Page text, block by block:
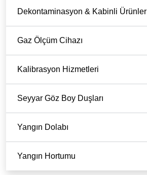
Dekontaminasyon & Kabinli Ürünler
Gaz Ölçüm Cihazı
Kalibrasyon Hizmetleri
Seyyar Göz Boy Duşları
Yangın Dolabı
Yangın Hortumu